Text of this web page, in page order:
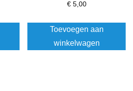
€5,00
Toevoegen aan
winkelwagen